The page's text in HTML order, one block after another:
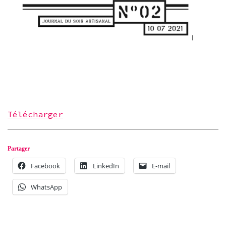
Télécharger
Partager
Facebook LinkedIn E-mail
WhatsApp